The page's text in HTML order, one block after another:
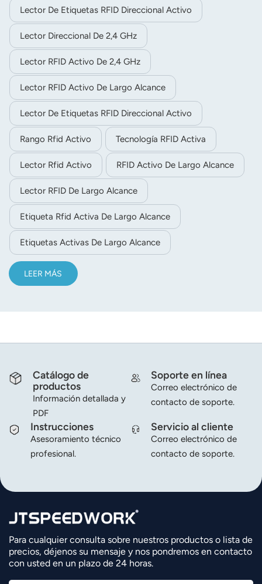
Lector De Etiquetas RFID Direccional Activo
Lector Direccional De 2,4 GHz
Lector RFID Activo De 2,4 GHz
Lector RFID Activo De Largo Alcance
Lector De Etiquetas RFID Direccional Activo
Rango Rfid Activo Tecnología RFID Activa
Lector Rfid Activo RFID Activo De Largo Alcance
Lector RFID De Largo Alcance
Etiqueta Rfid Activa De Largo Alcance
Etiquetas Activas De Largo Alcance
LEER MÁS
Catálogo de
productos
Información detallada y
PDF
Soporte en línea
Correo electrónico de
contacto de soporte.
Instrucciones
Asesoramiento técnico
profesional.
Servicio al cliente
Correo electrónico de
contacto de soporte.
Para cualquier consulta sobre nuestros productos o lista de
precios, déjenos su mensaje y nos pondremos en contacto
con usted en un plazo de 24 horas.